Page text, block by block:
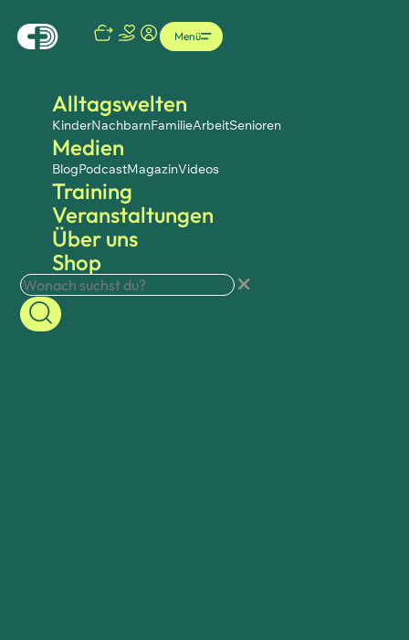
Alltagswelten
KinderNachbarnFamilieArbeitSenioren
Medien
BlogPodcastMagazinVideos
Training
Veranstaltungen
Über uns
Shop
Menü